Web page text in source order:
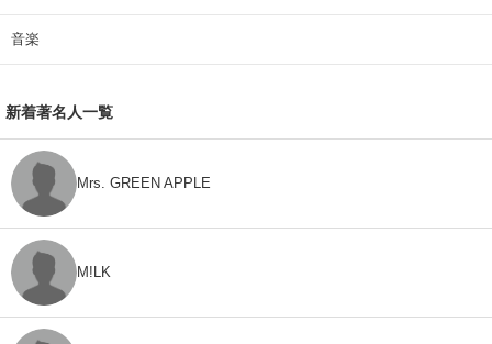
音楽
新着著名人一覧
Mrs. GREEN APPLE
M!LK